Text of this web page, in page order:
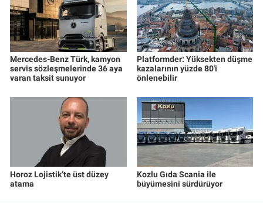
Mercedes-Benz Türk, kamyon
servis sözleşmelerinde 36 aya
varan taksit sunuyor
Platformder: Yüksekten düşme
kazalarının yüzde 80'i
önlenebilir
Horoz Lojistik’te üst düzey
atama
Kozlu Gıda Scania ile
büyümesini sürdürüyor